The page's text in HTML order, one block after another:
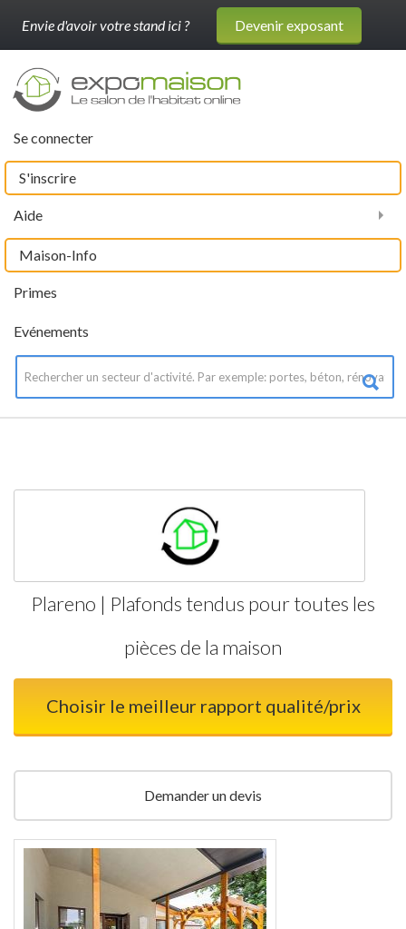
Envie d'avoir votre stand ici ? Devenir exposant
Se connecter
S'inscrire
Aide
Evénements
Primes
Maison-Info
Plareno | Plafonds tendus pour toutes les
pièces de la maison
Choisir le meilleur rapport qualité/prix
Demander un devis